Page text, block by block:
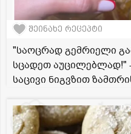
შეინახე რეცეპტი
"საოცრად გემრიელი
სცადეთ აუცილებლად!"
საცივი ნიგვზით